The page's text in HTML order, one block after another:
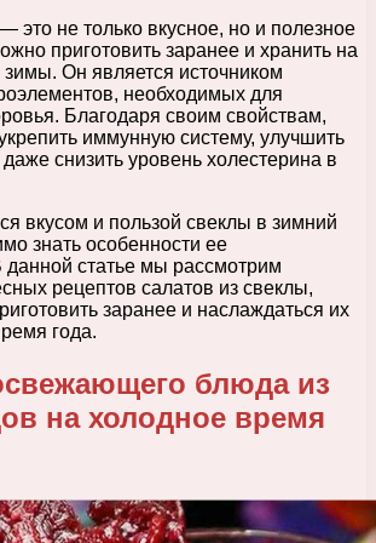
это не только вкусное, но и полезное
приготовить заранее и хранить на
Он является источником
необходимых для
Благодаря своим свойствам,
иммунную систему, улучшить
снизить уровень холестерина в
вкусом и пользой свеклы в зимний
знать особенности ее
данной статье мы рассмотрим
рецептов салатов из свеклы,
заранее и наслаждаться их
года.
блюда из
на холодное время